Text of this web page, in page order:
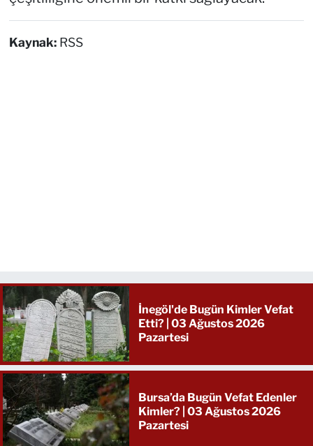
Kaynak: RSS
İnegöl'de Bugün Kimler Vefat
Etti? | 03 Ağustos 2026
Pazartesi
Bursa’da Bugün Vefat Edenler
Kimler? | 03 Ağustos 2026
Pazartesi